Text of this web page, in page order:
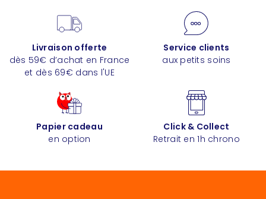
Livraison offerte
dès 59€ d’achat en France
et dès 69€ dans l'UE
Service clients
aux petits soins
Papier cadeau
en option
Click & Collect
Retrait en 1h chrono